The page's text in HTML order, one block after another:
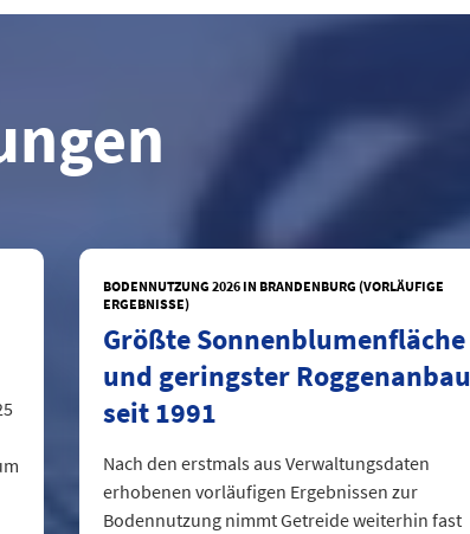
BODENNUTZUNG 2026 IN BRANDENBURG (VORLÄUFIGE
ERGEBNISSE)
Größte Sonnenblumenfläche
und geringster Roggenanbau
seit 1991
Nach den erstmals aus Verwaltungsdaten
erhobenen vorläufigen Ergebnissen zur
Bodennutzung nimmt Getreide weiterhin fast